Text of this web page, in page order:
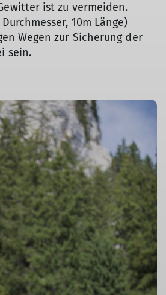
ist zu vermeiden.
10m Länge)
Wegen zur Sicherung der
sein.